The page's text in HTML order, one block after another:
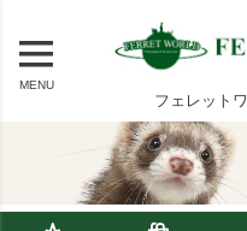
MENU
フェレット